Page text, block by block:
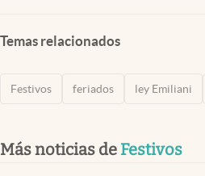
Temas relacionados
Festivos feriados ley Emiliani
Más noticias de Festivos